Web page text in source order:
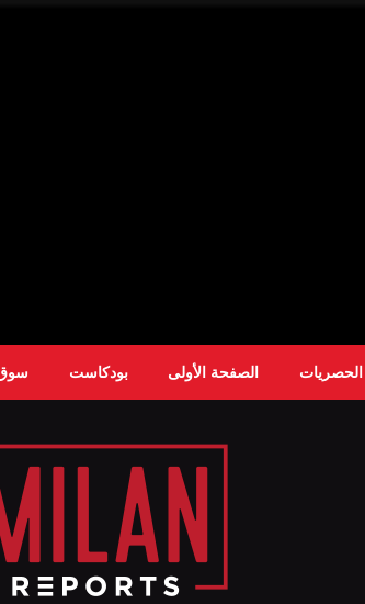
الحصريات الصفحة الأولى بودكاست سوق